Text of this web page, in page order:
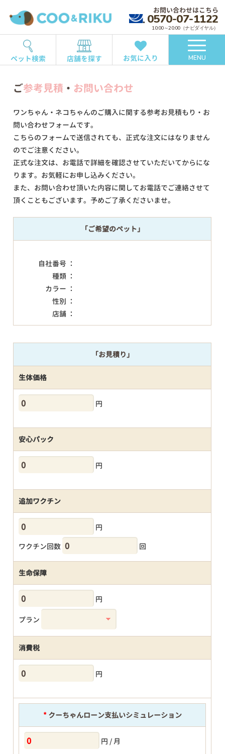
お問い合わせはこちら
0570-07-1122
10:00～20:00（ナビダイヤル）
ペット検索 店舗を探す お気に入り MENU
ご参考見積 ・ お問い合わせ
ワンちゃん・ネコちゃんのご購入に関する参考お見積もり・お
問い合わせフォームです。
こちらのフォームで送信されても、正式な注文にはなりません
のでご注意ください。
正式な注文は、お電話で詳細を確認させていただいてからにな
ります。お気軽にお申し込みください。
また、お問い合わせ頂いた内容に関してお電話でご連絡させて
頂くこともございます。予めご了承くださいませ。
「ご希望のペット」
自社番号 ：
種類 ：
カラー ：
性別 ：
店舗 ：
「お見積り」
生体価格
円
安心パック
円
追加ワクチン
円
ワクチン回数
回
生命保障
円
プラン
消費税
円
*クーちゃんローン支払いシミュレーション
円 / 月